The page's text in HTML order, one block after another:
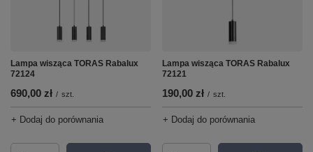
Lampa wisząca TORAS Rabalux
72124
690,00 zł / szt.
+ Dodaj do porównania
Lampa wisząca TORAS Rabalux
72121
190,00 zł / szt.
+ Dodaj do porównania